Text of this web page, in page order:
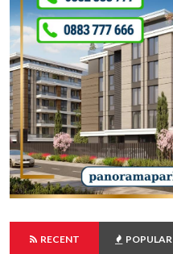
RECENT POPULAR